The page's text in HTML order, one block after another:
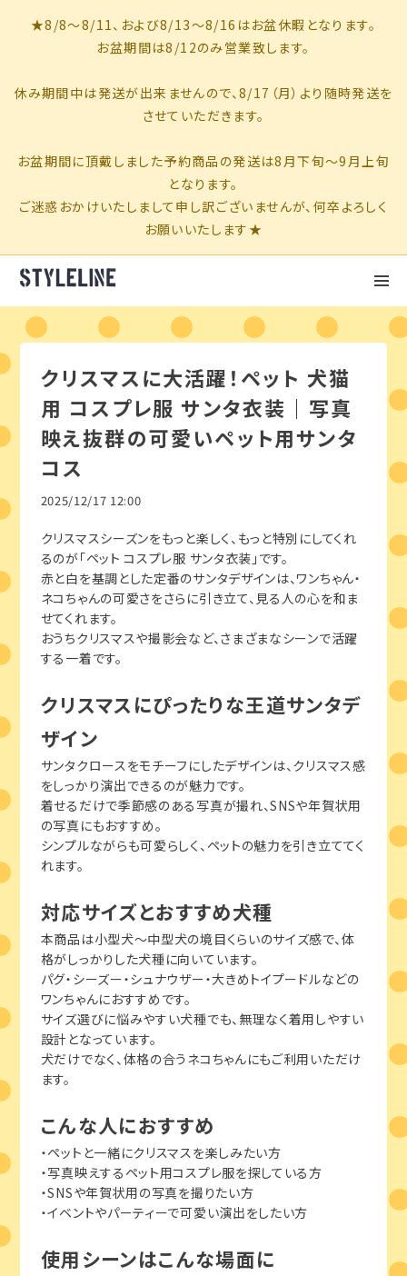
クリスマスに大活躍！ペット 犬猫
用 コスプレ服 サンタ衣装｜写真
映え抜群の可愛いペット用サンタ
コス
2025/12/17 12:00
クリスマスシーズンをもっと楽しく、もっと特別にしてくれ
るのが「ペット コスプレ服 サンタ衣装」です。
赤と白を基調とした定番のサンタデザインは、ワンちゃん・
ネコちゃんの可愛さをさらに引き立て、見る人の心を和ま
せてくれます。
おうちクリスマスや撮影会など、さまざまなシーンで活躍
する一着です。
クリスマスにぴったりな王道サンタデ
ザイン
サンタクロースをモチーフにしたデザインは、クリスマス感
をしっかり演出できるのが魅力です。
着せるだけで季節感のある写真が撮れ、SNSや年賀状用
の写真にもおすすめ。
シンプルながらも可愛らしく、ペットの魅力を引き立ててく
れます。
対応サイズとおすすめ犬種
本商品は小型犬〜中型犬の境目くらいのサイズ感で、体
格がしっかりした犬種に向いています。
パグ・シーズー・シュナウザー・大きめトイプードルなどの
ワンちゃんにおすすめです。
サイズ選びに悩みやすい犬種でも、無理なく着用しやすい
設計となっています。
犬だけでなく、体格の合うネコちゃんにもご利用いただけ
ます。
こんな人におすすめ
・ペットと一緒にクリスマスを楽しみたい方
・写真映えするペット用コスプレ服を探している方
・SNSや年賀状用の写真を撮りたい方
・イベントやパーティーで可愛い演出をしたい方
使用シーンはこんな場面に